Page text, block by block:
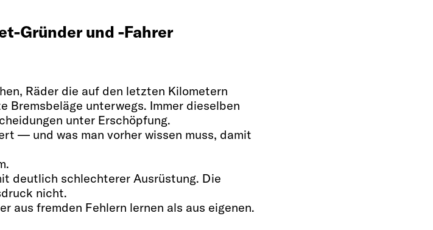
Gründer und -Fahrer
Räder die auf den letzten Kilometern
unterwegs. Immer dieselben
unter Erschöpfung.
— und was man vorher wissen muss, damit
deutlich schlechterer Ausrüstung. Die
nicht.
aus fremden Fehlern lernen als aus eigenen.